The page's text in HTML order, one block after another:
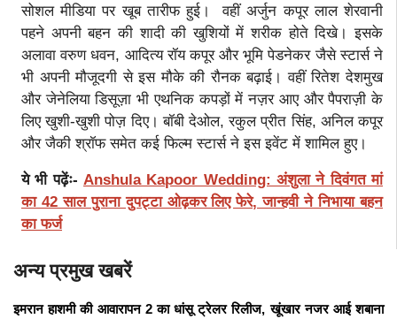
सोशल मीडिया पर खूब तारीफ हुई। वहीं अर्जुन कपूर लाल शेरवानी
पहने अपनी बहन की शादी की खुशियों में शरीक होते दिखे। इसके
अलावा वरुण धवन, आदित्य रॉय कपूर और भूमि पेडनेकर जैसे स्टार्स ने
भी अपनी मौजूदगी से इस मौके की रौनक बढ़ाई। वहीं रितेश देशमुख
और जेनेलिया डिसूज़ा भी एथनिक कपड़ों में नज़र आए और पैपराज़ी के
लिए खुशी-खुशी पोज़ दिए। बॉबी देओल, रकुल प्रीत सिंह, अनिल कपूर
और जैकी श्रॉफ समेत कई फिल्म स्टार्स ने इस इवेंट में शामिल हुए।
ये भी पढ़ेंः- Anshula Kapoor Wedding: अंशुला ने दिवंगत मां
का 42 साल पुराना दुपट्टा ओढ़कर लिए फेरे, जान्हवी ने निभाया बहन
का फर्ज
अन्य प्रमुख खबरें
इमरान हाशमी की आवारापन 2 का धांसू ट्रेलर रिलीज, खूंखार नजर आई शबाना